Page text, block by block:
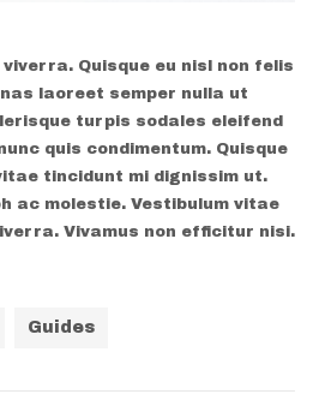
Quisque eu nisl non felis
laoreet semper nulla ut
turpis sodales eleifend
quis condimentum. Quisque
tincidunt mi dignissim ut.
ac molestie. Vestibulum vitae
Vivamus non efficitur nisi.
Guides